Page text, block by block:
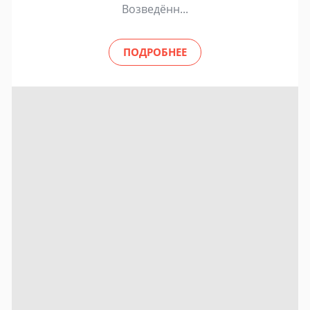
Возведённ...
ПОДРОБНЕЕ